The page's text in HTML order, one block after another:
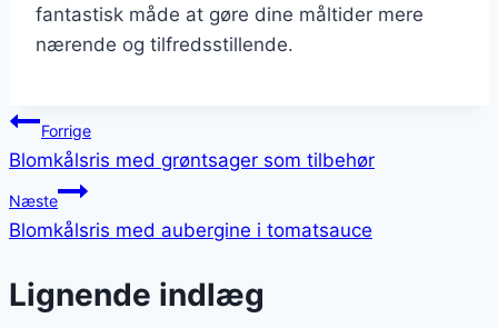
fantastisk måde at gøre dine måltider mere
nærende og tilfredsstillende.
Indlægsnavigation
Forrige
Blomkålsris med grøntsager som tilbehør
Næste
Blomkålsris med aubergine i tomatsauce
Lignende indlæg